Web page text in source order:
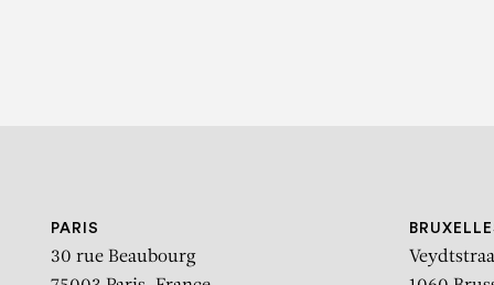
PARIS
30 rue Beaubourg